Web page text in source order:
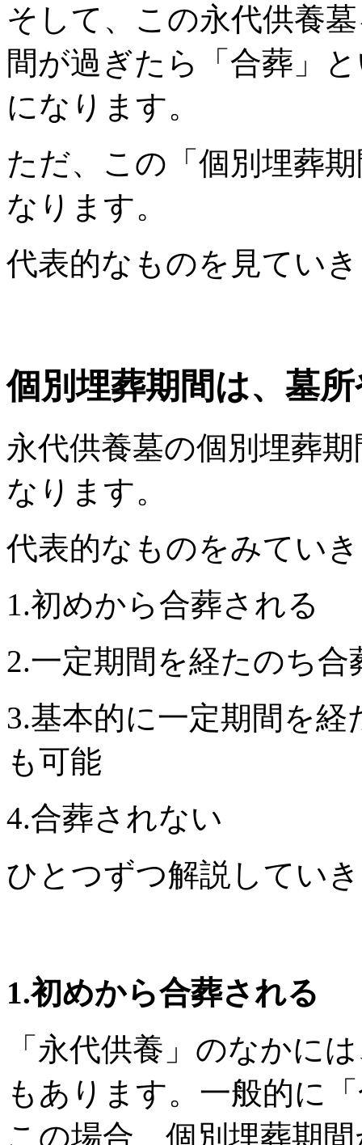
そして、この永代供養
間が過ぎたら「合葬」
になります。
ただ、この「個別埋葬
なります。
代表的なものを見てい
個別埋葬期間は、墓
永代供養墓の個別埋葬
なります。
代表的なものをみてい
1.初めから合葬される
2.一定期間を経たのち合
3.基本的に一定期間を
も可能
4.合葬されない
ひとつずつ解説してい
1.初めから合葬される
「永代供養」のなかに
もあります。一般的に
この場合、個別埋葬期